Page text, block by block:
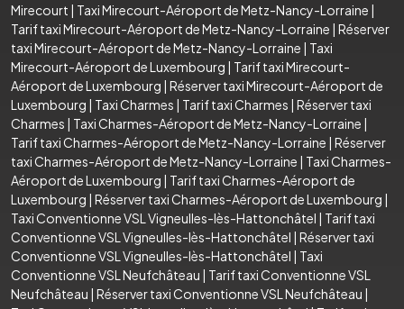
Mirecourt | Taxi Mirecourt-Aéroport de Metz-Nancy-Lorraine |
Tarif taxi Mirecourt-Aéroport de Metz-Nancy-Lorraine | Réserver
taxi Mirecourt-Aéroport de Metz-Nancy-Lorraine | Taxi
Mirecourt-Aéroport de Luxembourg | Tarif taxi Mirecourt-
Aéroport de Luxembourg | Réserver taxi Mirecourt-Aéroport de
Luxembourg | Taxi Charmes | Tarif taxi Charmes | Réserver taxi
Charmes | Taxi Charmes-Aéroport de Metz-Nancy-Lorraine |
Tarif taxi Charmes-Aéroport de Metz-Nancy-Lorraine | Réserver
taxi Charmes-Aéroport de Metz-Nancy-Lorraine | Taxi Charmes-
Aéroport de Luxembourg | Tarif taxi Charmes-Aéroport de
Luxembourg | Réserver taxi Charmes-Aéroport de Luxembourg |
Taxi Conventionne VSL Vigneulles-lès-Hattonchâtel | Tarif taxi
Conventionne VSL Vigneulles-lès-Hattonchâtel | Réserver taxi
Conventionne VSL Vigneulles-lès-Hattonchâtel | Taxi
Conventionne VSL Neufchâteau | Tarif taxi Conventionne VSL
Neufchâteau | Réserver taxi Conventionne VSL Neufchâteau |